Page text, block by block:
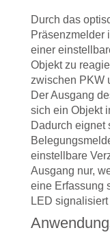
Durch das
Präsenzmelder
einer
Objekt zu
zwischen PKW
Der Ausgang
sich ein Objekt
Dadurch eignet
einstellbare
Ausgang nur,
eine Erfassung
LED